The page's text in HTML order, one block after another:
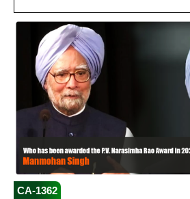
CA-1362